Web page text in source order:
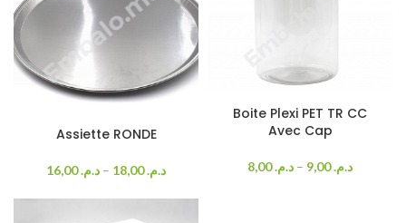
Assiette RONDE
د.م.16,00 – د.م.18,00
Boite Plexi PET TR CC
Avec Cap
د.م.8,00 – د.م.9,00